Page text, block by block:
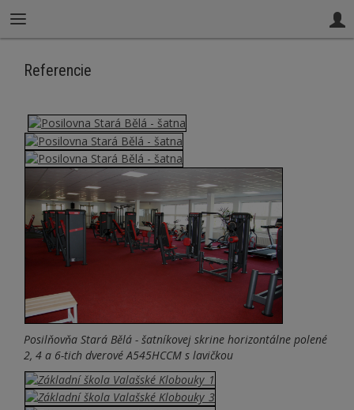
Referencie
Posilňovňa Stará Bělá - šatníkovej skrine horizontálne polené
2, 4 a 6-tich dverové A545HCCM s lavičkou